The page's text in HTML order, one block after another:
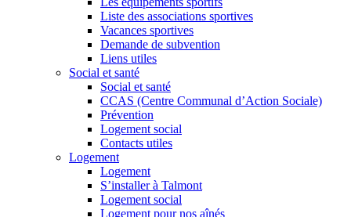
Liste des associations sportives
Vacances sportives
Demande de subvention
Liens utiles
Social et santé
Social et santé
CCAS (Centre Communal d’Action Sociale)
Prévention
Logement social
Contacts utiles
Logement
Logement
S’installer à Talmont
Logement social
Logement pour nos aînés